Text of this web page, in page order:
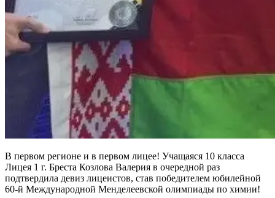
В первом регионе и в первом лицее! Учащаяся 10 класса
Лицея 1 г. Бреста Козлова Валерия в очередной раз
подтвердила девиз лицеистов, став победителем юбилейной
60-й Международной Менделеевской олимпиады по химии!